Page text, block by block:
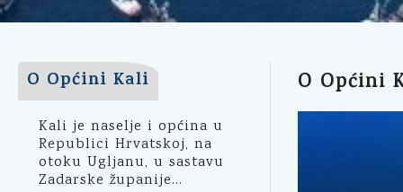
O Općini Kali
Kali je naselje i općina u
Republici Hrvatskoj, na
otoku Ugljanu, u sastavu
Zadarske županije...
O Općini